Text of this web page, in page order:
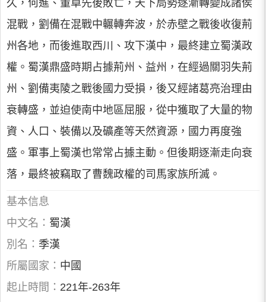
久，何進、董卓先後敗亡，天下局勢逐漸轉變成諸侯
混戰，劉備在混戰中輾轉奔波，於赤壁之戰後收復荊
州各地，而後進取西川、攻下漢中，最終建立蜀漢政
權。蜀漢鼎盛時期占據荊州、益州，在經過關羽失荊
州、劉備夷陵之戰後國力受損，後又經諸葛亮治理由
衰轉盛，並迫使南中地區屈服，從中獲取了大量的物
資、人口、裝備以及礦產等天然資源，國力再度強
盛。軍事上蜀漢也常常占據主動。但後期逐漸走向衰
落，最終被竊取了曹魏政權的司馬家族所滅。
基本信息
中文名： 蜀漢
別名： 季漢
所屬國家： 中國
起止時間： 221年-263年